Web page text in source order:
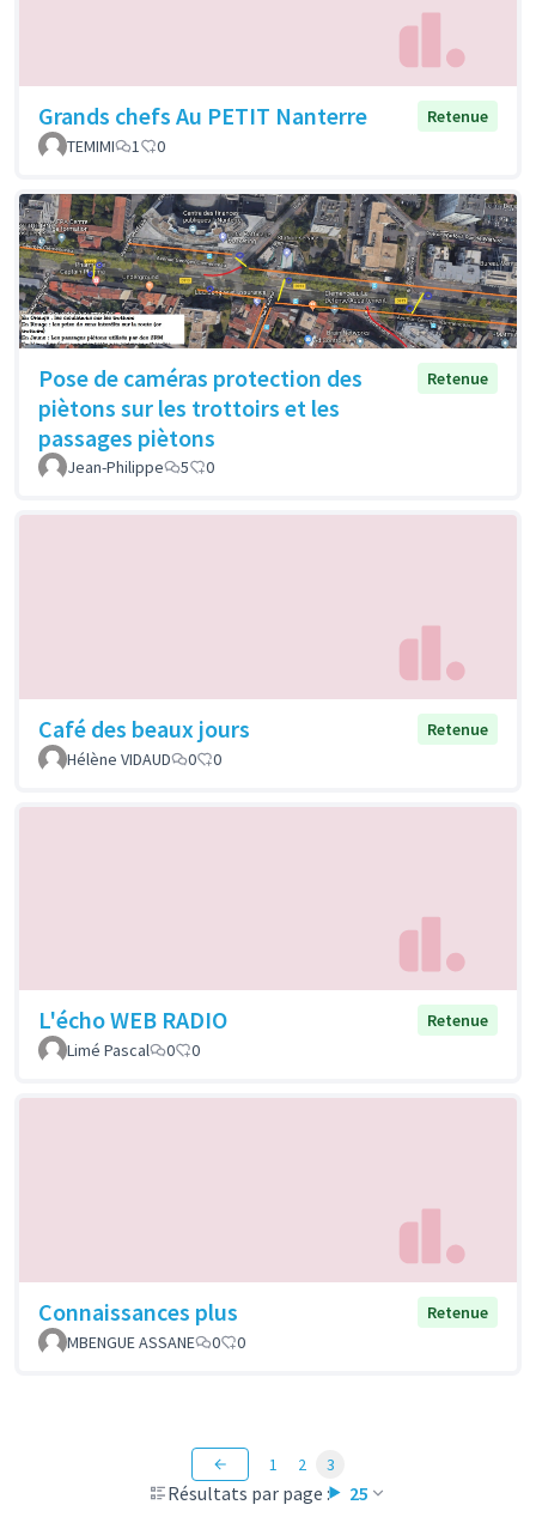
Grands chefs Au PETIT Nanterre
Retenue
TEMIMI
1 0
Pose de caméras protection des
piètons sur les trottoirs et les
passages piètons
Retenue
Jean-Philippe 5 0
Café des beaux jours
Retenue
Hélène VIDAUD
0 0
L'écho WEB RADIO
Retenue
Limé Pascal
0 0
Connaissances plus
Retenue
MBENGUE ASSANE
0 0
Résultats par page : 25
1 2 3